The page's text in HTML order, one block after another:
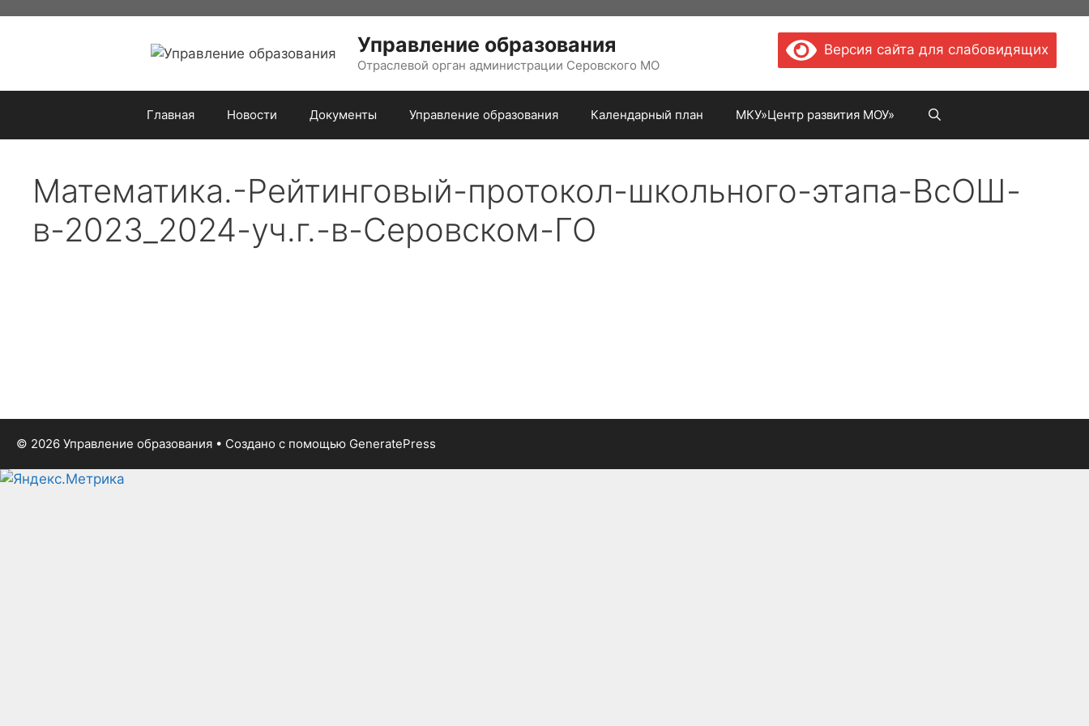
Версия сайта для слабовидящих
Управление образования
Отраслевой орган администрации Серовского МО
Главная Новости Документы Управление образования Календарный план МКУ»Центр развития МОУ»
Математика.-Рейтинговый-протокол-школьного-этапа-ВсОШ-
в-2023_2024-уч.г.-в-Серовском-ГО
© 2026 Управление образования • Создано с помощью GeneratePress